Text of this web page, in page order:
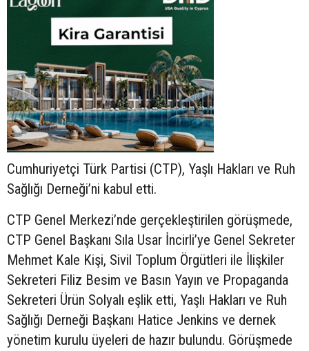
Cumhuriyetçi Türk Partisi (CTP), Yaşlı Hakları ve Ruh
Sağlığı Derneği’ni kabul etti.
CTP Genel Merkezi’nde gerçekleştirilen görüşmede,
CTP Genel Başkanı Sıla Usar İncirli’ye Genel Sekreter
Mehmet Kale Kişi, Sivil Toplum Örgütleri ile İlişkiler
Sekreteri Filiz Besim ve Basın Yayın ve Propaganda
Sekreteri Ürün Solyalı eşlik etti, Yaşlı Hakları ve Ruh
Sağlığı Derneği Başkanı Hatice Jenkins ve dernek
yönetim kurulu üyeleri de hazır bulundu. Görüşmede